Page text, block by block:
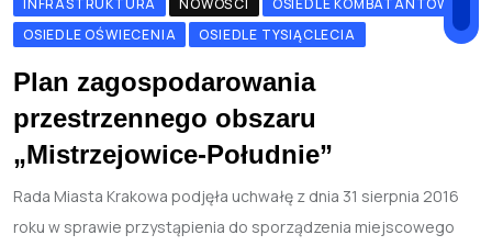
INFRASTRUKTURA NOWOŚCI
OSIEDLE KOMBATANTÓW
OSIEDLE OŚWIECENIA
OSIEDLE TYSIĄCLECIA
Plan zagospodarowania
przestrzennego obszaru
„Mistrzejowice-Południe”
Rada Miasta Krakowa podjęła uchwałę z dnia 31 sierpnia 2016
roku w sprawie przystąpienia do sporządzenia miejscowego